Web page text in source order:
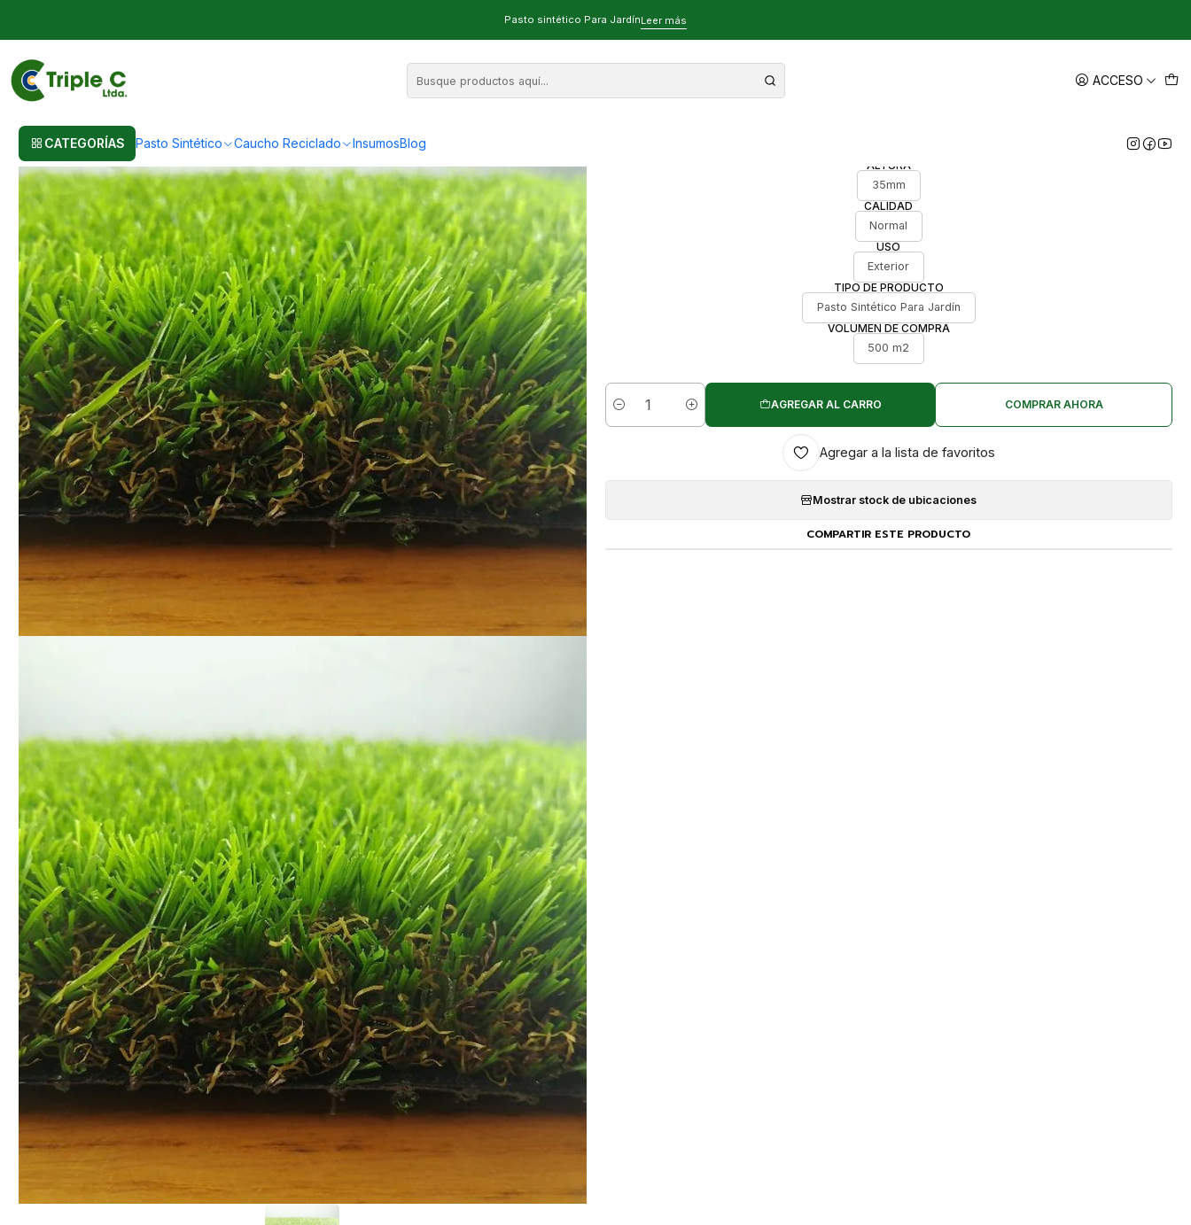
ACCESO
CATEGORÍAS Pasto Sintético Caucho Reciclado InsumosBlog
Pasto sintético Para JardínLeer más
35mm Calidad Normal, Pasto sintético con drenaje para importar
35mm Calidad Normal, Pasto sintético con
ALTURA
35mm
CALIDAD
Normal
USO
Exterior
TIPO DE PRODUCTO
Pasto Sintético Para Jardín
VOLUMEN DE COMPRA
500 m2
Cantidad
AGREGAR AL CARRO COMPRAR AHORA
Agregar a la lista de favoritos
Mostrar stock de ubicaciones
COMPARTIR ESTE PRODUCTO